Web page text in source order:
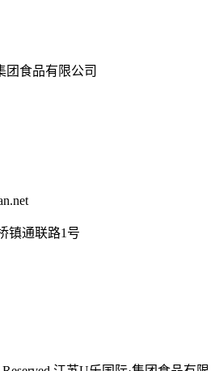
团食品有限公司
镇通联路1号